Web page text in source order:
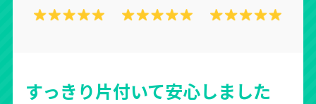
すっきり片付いて安心しました